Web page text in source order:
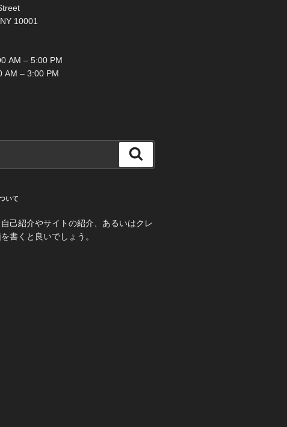
10001
AM – 5:00 PM
AM – 3:00 PM
索
いて
己紹介やサイトの紹介、あるいはクレ
書くと良いでしょう。